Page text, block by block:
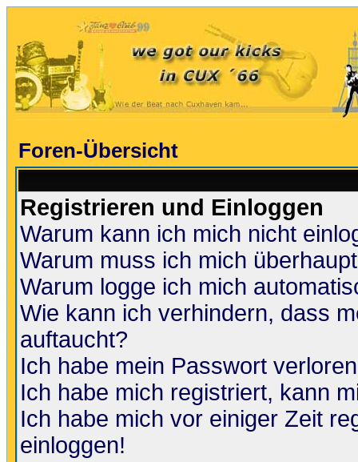
Foren-Übersicht
Registrieren und Einloggen
Warum kann ich mich nicht
Warum muss ich mich
Warum logge ich mich
Wie kann ich verhindern, dass
auftaucht?
Ich habe mein Passwort
Ich habe mich registriert, kann
Ich habe mich vor einiger Zeit
einloggen!